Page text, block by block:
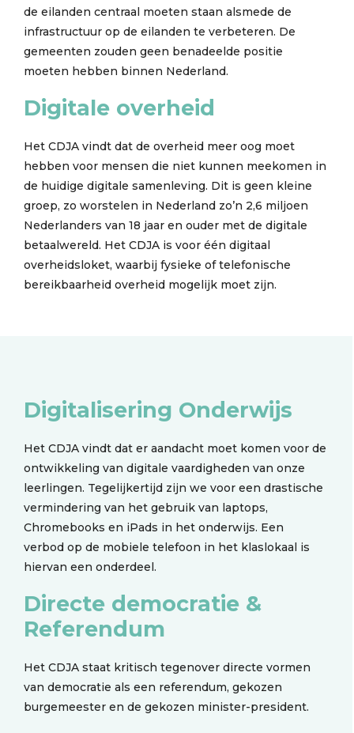
de eilanden centraal moeten staan alsmede de
infrastructuur op de eilanden te verbeteren. De
gemeenten zouden geen benadeelde positie
moeten hebben binnen Nederland.
Digitale overheid
Het CDJA vindt dat de overheid meer oog moet
hebben voor mensen die niet kunnen meekomen in
de huidige digitale samenleving. Dit is geen kleine
groep, zo worstelen in Nederland zo’n 2,6 miljoen
Nederlanders van 18 jaar en ouder met de digitale
betaalwereld. Het CDJA is voor één digitaal
overheidsloket, waarbij fysieke of telefonische
bereikbaarheid overheid mogelijk moet zijn.
Digitalisering Onderwijs
Het CDJA vindt dat er aandacht moet komen voor de
ontwikkeling van digitale vaardigheden van onze
leerlingen. Tegelijkertijd zijn we voor een drastische
vermindering van het gebruik van laptops,
Chromebooks en iPads in het onderwijs. Een
verbod op de mobiele telefoon in het klaslokaal is
hiervan een onderdeel.
Directe democratie &
Referendum
Het CDJA staat kritisch tegenover directe vormen
van democratie als een referendum, gekozen
burgemeester en de gekozen minister-president.